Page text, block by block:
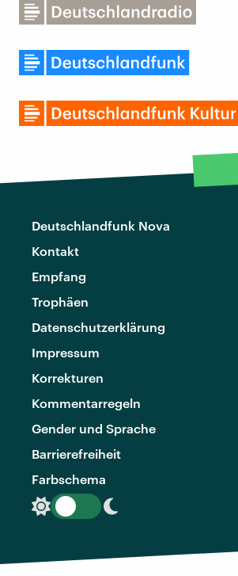
Deutschlandfunk Nova
Kontakt
Empfang
Trophäen
Datenschutzerklärung
Impressum
Korrekturen
Kommentarregeln
Gender und Sprache
Barrierefreiheit
Farbschema